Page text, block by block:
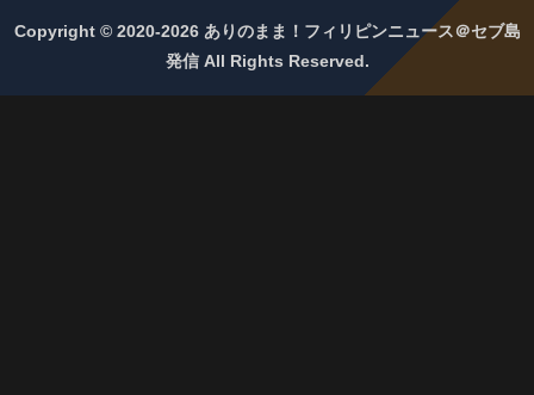
Copyright © 2020-2026 ありのまま！フィリピンニュース＠セブ島
発信 All Rights Reserved.